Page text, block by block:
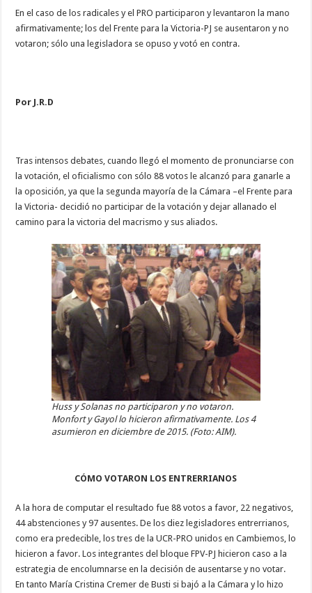
En el caso de los radicales y el PRO participaron y levantaron la mano
afirmativamente; los del Frente para la Victoria-PJ se ausentaron y no
votaron; sólo una legisladora se opuso y votó en contra.
Por J.R.D
Tras intensos debates, cuando llegó el momento de pronunciarse con
la votación, el oficialismo con sólo 88 votos le alcanzó para ganarle a
la oposición, ya que la segunda mayoría de la Cámara –el Frente para
la Victoria- decidió no participar de la votación y dejar allanado el
camino para la victoria del macrismo y sus aliados.
Huss y Solanas no participaron y no votaron.
Monfort y Gayol lo hicieron afirmativamente. Los 4
asumieron en diciembre de 2015. (Foto: AIM).
CÓMO VOTARON LOS ENTRERRIANOS
A la hora de computar el resultado fue 88 votos a favor, 22 negativos,
44 abstenciones y 97 ausentes. De los diez legisladores entrerrianos,
como era predecible, los tres de la UCR-PRO unidos en Cambiemos, lo
hicieron a favor. Los integrantes del bloque FPV-PJ hicieron caso a la
estrategia de encolumnarse en la decisión de ausentarse y no votar.
En tanto María Cristina Cremer de Busti si bajó a la Cámara y lo hizo